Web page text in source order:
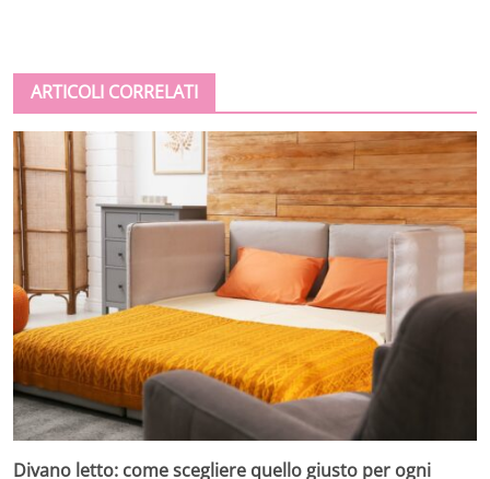
ARTICOLI CORRELATI
Divano letto: come scegliere quello giusto per ogni